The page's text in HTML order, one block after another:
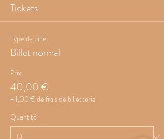
Tickets
Type de billet
Billet normal
Prix
40,00 €
+ 1,00 € de frais de billetterie
Quantité